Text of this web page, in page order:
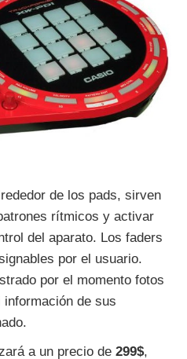
de los pads, sirven
rítmicos y activar
del aparato. Los faders
por el usuario.
por el momento fotos
de sus
a un precio de 299$,